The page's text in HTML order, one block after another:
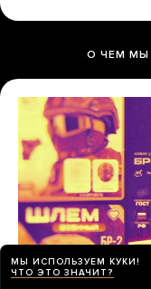
О ЧЕМ МЫ
МЫ ИСПОЛЬЗУЕМ КУКИ!
ЧТО ЭТО ЗНАЧИТ?